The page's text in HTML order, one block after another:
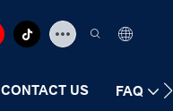
CONTACT US FAQ